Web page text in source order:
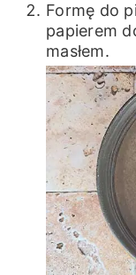
Formę do
papierem
masłem.